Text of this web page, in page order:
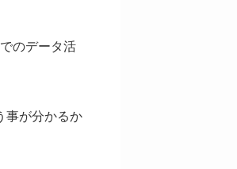
のデータ活
事が分かるか